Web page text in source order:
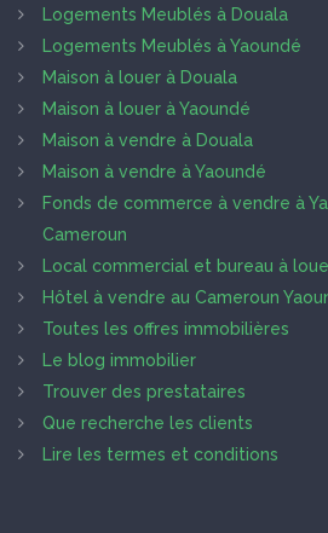
Logements Meublés à Douala
Logements Meublés à Yaoundé
Maison à louer à Douala
Maison à louer à Yaoundé
Maison à vendre à Douala
Maison à vendre à Yaoundé
Fonds de commerce à vendre à
Cameroun
Local commercial et bureau à
Hôtel à vendre au Cameroun
Toutes les offres immobilières
Le blog immobilier
Trouver des prestataires
Que recherche les clients
Lire les termes et conditions